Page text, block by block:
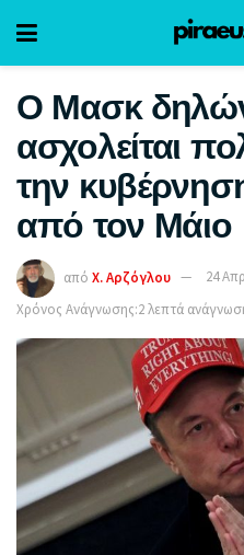
Ο Μασκ
ασχολείται
την
από τον Μάιο
από Χ. Αρζόγλου
24
Χρόνος Ανάγνωσης:2 λεπτά